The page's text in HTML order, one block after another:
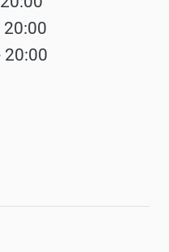
20:00
20:00